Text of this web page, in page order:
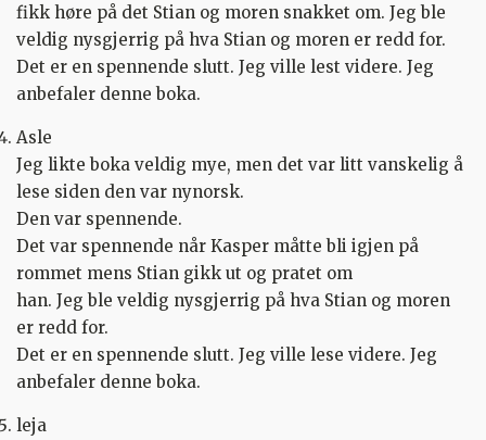
fikk høre på det Stian og moren snakket om. Jeg ble
veldig nysgjerrig på hva Stian og moren er redd for.
Det er en spennende slutt. Jeg ville lest videre. Jeg
anbefaler denne boka.
Asle
Jeg likte boka veldig mye, men det var litt vanskelig å
lese siden den var nynorsk.
Den var spennende.
Det var spennende når Kasper måtte bli igjen på
rommet mens Stian gikk ut og pratet om
han. Jeg ble veldig nysgjerrig på hva Stian og moren
er redd for.
Det er en spennende slutt. Jeg ville lese videre. Jeg
anbefaler denne boka.
leja